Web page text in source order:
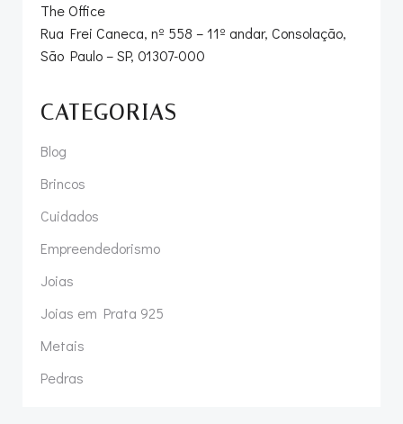
The Office
Rua Frei Caneca, nº 558 – 11º andar, Consolação,
São Paulo – SP, 01307-000
CATEGORIAS
Blog
Brincos
Cuidados
Empreendedorismo
Joias
Joias em Prata 925
Metais
Pedras